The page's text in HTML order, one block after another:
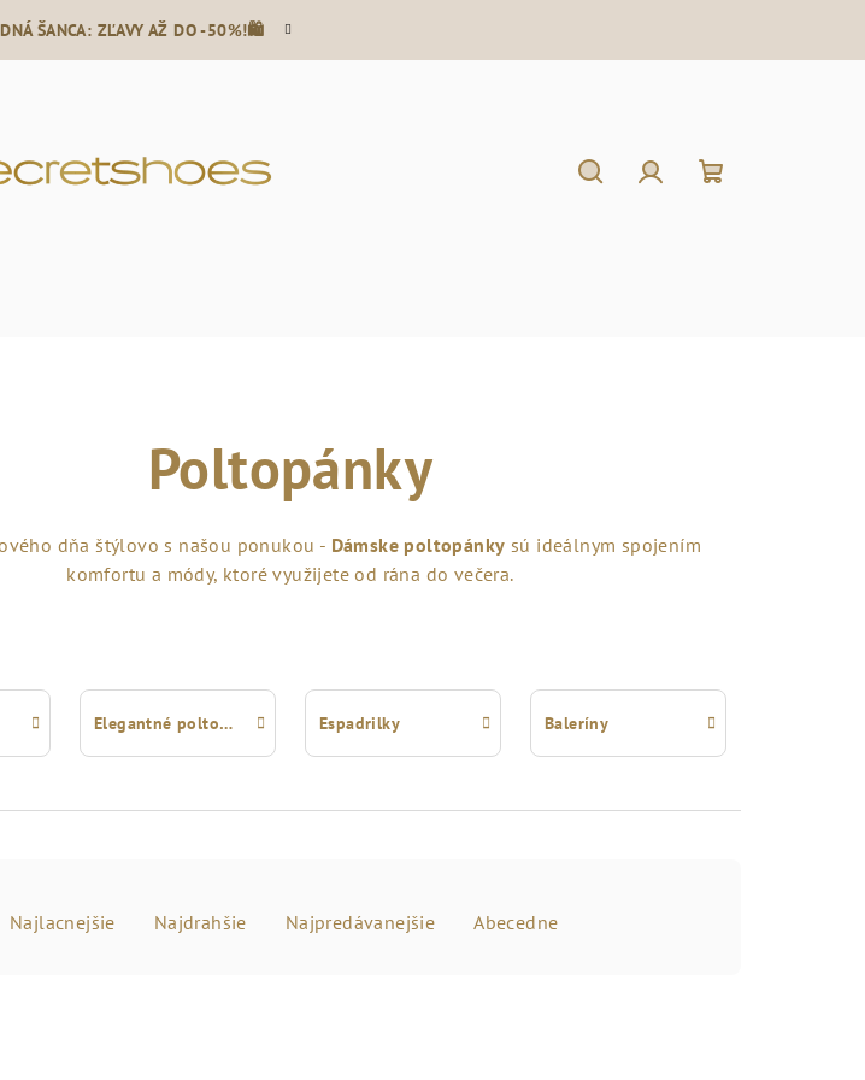
ŠANCA: ZĽAVY AŽ DO -50%!🛍️
Poltopánky
dňa štýlovo s našou ponukou - Dámske poltopánky sú ideálnym spojením
komfortu a módy, ktoré využijete od rána do večera.
Elegantné poltopánky Espadrilky Baleríny
Najlacnejšie Najdrahšie Najpredávanejšie Abecedne